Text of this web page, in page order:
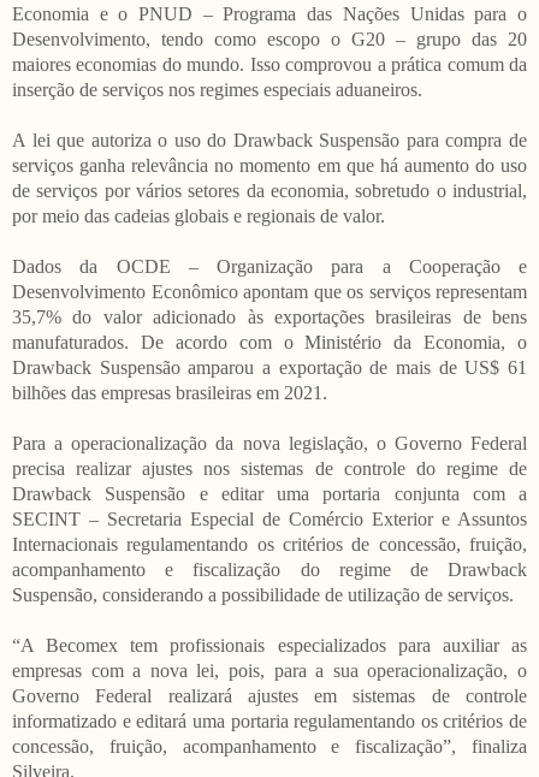
Economia e o PNUD – Programa das Nações Unidas para o
Desenvolvimento, tendo como escopo o G20 – grupo das 20
maiores economias do mundo. Isso comprovou a prática comum da
inserção de serviços nos regimes especiais aduaneiros.
A lei que autoriza o uso do Drawback Suspensão para compra de
serviços ganha relevância no momento em que há aumento do uso
de serviços por vários setores da economia, sobretudo o industrial,
por meio das cadeias globais e regionais de valor.
Dados da OCDE – Organização para a Cooperação e
Desenvolvimento Econômico apontam que os serviços representam
35,7% do valor adicionado às exportações brasileiras de bens
manufaturados. De acordo com o Ministério da Economia, o
Drawback Suspensão amparou a exportação de mais de US$ 61
bilhões das empresas brasileiras em 2021.
Para a operacionalização da nova legislação, o Governo Federal
precisa realizar ajustes nos sistemas de controle do regime de
Drawback Suspensão e editar uma portaria conjunta com a
SECINT – Secretaria Especial de Comércio Exterior e Assuntos
Internacionais regulamentando os critérios de concessão, fruição,
acompanhamento e fiscalização do regime de Drawback
Suspensão, considerando a possibilidade de utilização de serviços.
“A Becomex tem profissionais especializados para auxiliar as
empresas com a nova lei, pois, para a sua operacionalização, o
Governo Federal realizará ajustes em sistemas de controle
informatizado e editará uma portaria regulamentando os critérios de
concessão, fruição, acompanhamento e fiscalização”, finaliza
Silveira.